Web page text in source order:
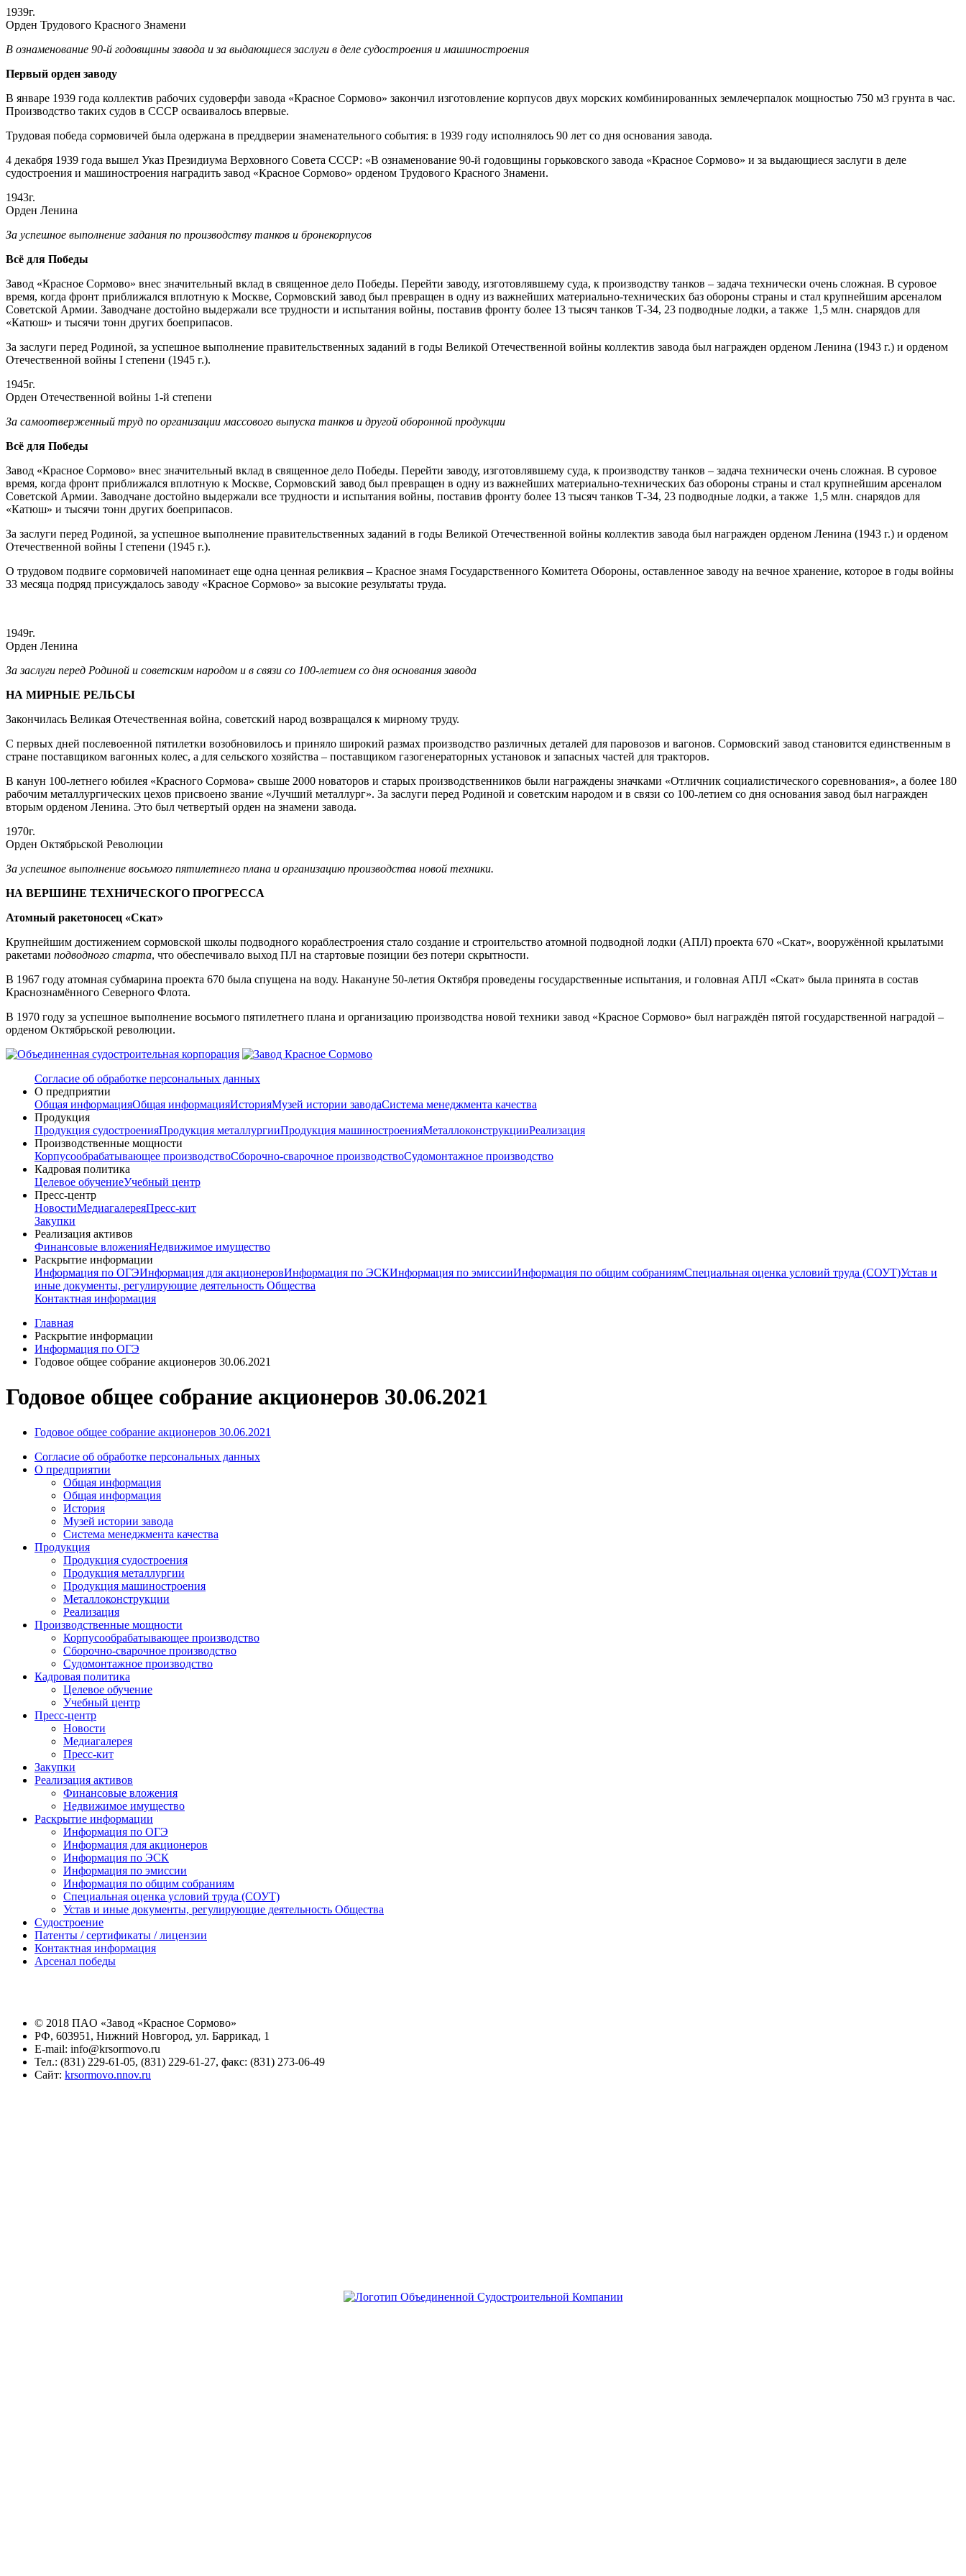
1939г.
Орден Трудового Красного Знамени
В ознаменование 90-й годовщины завода и за выдающиеся заслуги в деле судостроения и машиностроения
Первый орден заводу
В январе 1939 года коллектив рабочих судоверфи завода «Красное Сормово» закончил изготовление корпусов двух морских комбинированных землечерпалок мощностью 750 м3 грунта в час.
Производство таких судов в СССР осваивалось впервые.
Трудовая победа сормовичей была одержана в преддверии знаменательного события: в 1939 году исполнялось 90 лет со дня основания завода.
4 декабря 1939 года вышел Указ Президиума Верховного Совета СССР: «В ознаменование 90-й годовщины горьковского завода «Красное Сормово» и за выдающиеся заслуги в деле
судостроения и машиностроения наградить завод «Красное Сормово» орденом Трудового Красного Знамени.
1943г.
Орден Ленина
За успешное выполнение задания по производству танков и бронекорпусов
Всё для Победы
Завод «Красное Сормово» внес значительный вклад в священное дело Победы. Перейти заводу, изготовлявшему суда, к производству танков – задача технически очень сложная. В суровое
время, когда фронт приближался вплотную к Москве, Сормовский завод был превращен в одну из важнейших материально-технических баз обороны страны и стал крупнейшим арсеналом
Советской Армии. Заводчане достойно выдержали все трудности и испытания войны, поставив фронту более 13 тысяч танков Т-34, 23 подводные лодки, а также 1,5 млн. снарядов для
«Катюш» и тысячи тонн других боеприпасов.
За заслуги перед Родиной, за успешное выполнение правительственных заданий в годы Великой Отечественной войны коллектив завода был награжден орденом Ленина (1943 г.) и орденом
Отечественной войны I степени (1945 г.).
1945г.
Орден Отечественной войны 1-й степени
За самоотверженный труд по организации массового выпуска танков и другой оборонной продукции
Всё для Победы
Завод «Красное Сормово» внес значительный вклад в священное дело Победы. Перейти заводу, изготовлявшему суда, к производству танков – задача технически очень сложная. В суровое
время, когда фронт приближался вплотную к Москве, Сормовский завод был превращен в одну из важнейших материально-технических баз обороны страны и стал крупнейшим арсеналом
Советской Армии. Заводчане достойно выдержали все трудности и испытания войны, поставив фронту более 13 тысяч танков Т-34, 23 подводные лодки, а также 1,5 млн. снарядов для
«Катюш» и тысячи тонн других боеприпасов.
За заслуги перед Родиной, за успешное выполнение правительственных заданий в годы Великой Отечественной войны коллектив завода был награжден орденом Ленина (1943 г.) и орденом
Отечественной войны I степени (1945 г.).
О трудовом подвиге сормовичей напоминает еще одна ценная реликвия – Красное знамя Государственного Комитета Обороны, оставленное заводу на вечное хранение, которое в годы войны
33 месяца подряд присуждалось заводу «Красное Сормово» за высокие результаты труда.
1949г.
Орден Ленина
За заслуги перед Родиной и советским народом и в связи со 100-летием со дня основания завода
НА МИРНЫЕ РЕЛЬСЫ
Закончилась Великая Отечественная война, советский народ возвращался к мирному труду.
С первых дней послевоенной пятилетки возобновилось и приняло широкий размах производство различных деталей для паровозов и вагонов. Сормовский завод становится единственным в
стране поставщиком вагонных колес, а для сельского хозяйства – поставщиком газогенераторных установок и запасных частей для тракторов.
В канун 100-летнего юбилея «Красного Сормова» свыше 2000 новаторов и старых производственников были награждены значками «Отличник социалистического соревнования», а более 180
рабочим металлургических цехов присвоено звание «Лучший металлург». За заслуги перед Родиной и советским народом и в связи со 100-летием со дня основания завод был награжден
вторым орденом Ленина. Это был четвертый орден на знамени завода.
1970г.
Орден Октябрьской Революции
За успешное выполнение восьмого пятилетнего плана и организацию производства новой техники.
НА ВЕРШИНЕ ТЕХНИЧЕСКОГО ПРОГРЕССА
Атомный ракетоносец «Скат»
Крупнейшим достижением сормовской школы подводного кораблестроения стало создание и строительство атомной подводной лодки (АПЛ) проекта 670 «Скат», вооружённой крылатыми
ракетами подводного старта, что обеспечивало выход ПЛ на стартовые позиции без потери скрытности.
В 1967 году атомная субмарина проекта 670 была спущена на воду. Накануне 50-летия Октября проведены государственные испытания, и головная АПЛ «Скат» была принята в состав
Краснознамённого Северного Флота.
В 1970 году за успешное выполнение восьмого пятилетнего плана и организацию производства новой техники завод «Красное Сормово» был награждён пятой государственной наградой –
орденом Октябрьской революции.
Согласие об обработке персональных данных
О предприятии
Общая информацияОбщая информацияИсторияМузей истории заводаСистема менеджмента качества
Продукция
Продукция судостроенияПродукция металлургииПродукция машиностроенияМеталлоконструкцииРеализация
Производственные мощности
Корпусообрабатывающее производствоСборочно-сварочное производствоСудомонтажное производство
Кадровая политика
Целевое обучениеУчебный центр
Пресс-центр
НовостиМедиагалереяПресс-кит
Закупки
Реализация активов
Финансовые вложенияНедвижимое имущество
Раскрытие информации
Информация по ОГЭИнформация для акционеровИнформация по ЭСКИнформация по эмиссииИнформация по общим собраниямСпециальная оценка условий труда (СОУТ)Устав и
иные документы, регулирующие деятельность Общества
Контактная информация
Главная
Раскрытие информации
Информация по ОГЭ
Годовое общее собрание акционеров 30.06.2021
Годовое общее собрание акционеров 30.06.2021
Годовое общее собрание акционеров 30.06.2021
Согласие об обработке персональных данных
О предприятии
Общая информация
Общая информация
История
Музей истории завода
Система менеджмента качества
Продукция
Продукция судостроения
Продукция металлургии
Продукция машиностроения
Металлоконструкции
Реализация
Производственные мощности
Корпусообрабатывающее производство
Сборочно-сварочное производство
Судомонтажное производство
Кадровая политика
Целевое обучение
Учебный центр
Пресс-центр
Новости
Медиагалерея
Пресс-кит
Закупки
Реализация активов
Финансовые вложения
Недвижимое имущество
Раскрытие информации
Информация по ОГЭ
Информация для акционеров
Информация по ЭСК
Информация по эмиссии
Информация по общим собраниям
Специальная оценка условий труда (СОУТ)
Устав и иные документы, регулирующие деятельность Общества
Судостроение
Патенты / сертификаты / лицензии
Контактная информация
Арсенал победы
© 2018 ПAО «Завод «Красное Сормово»
РФ, 603951, Нижний Новгород, ул. Баррикад, 1
E-mail: info@krsormovo.ru
Тел.: (831) 229-61-05, (831) 229-61-27, факс: (831) 273-06-49
Сайт: krsormovo.nnov.ru